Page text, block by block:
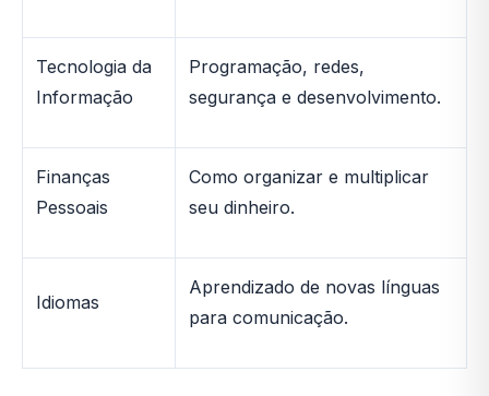
Tecnologia da
Informação
Programação, redes,
segurança e desenvolvimento.
Finanças
Pessoais
Como organizar e multiplicar
seu dinheiro.
Idiomas
Aprendizado de novas línguas
para comunicação.